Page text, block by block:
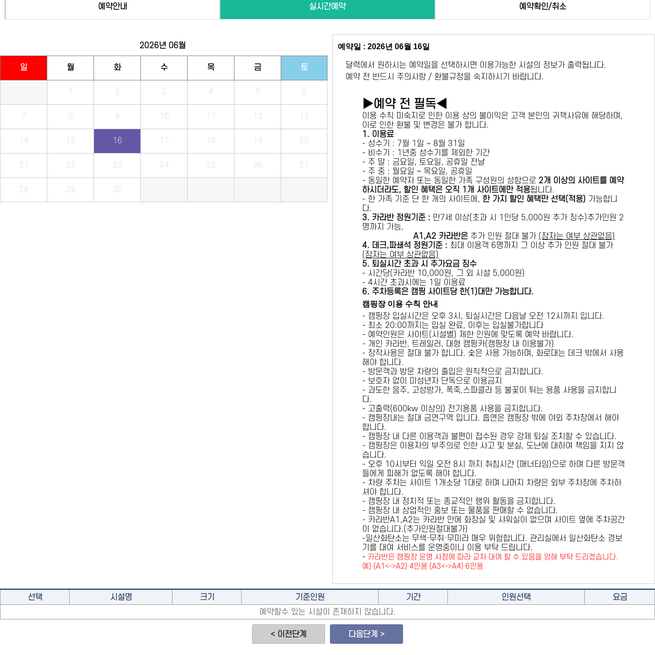
예약안내 실시간예약 예약확인/취소
2026년 06월
일 월 화 수 목 금 토
1 2 3 4 5 6
7 8 9 10 11 12 13
14 15 16 17 18 19 20
21 22 23 24 25 26 27
28 29 30
예약일 : 2026년 06월 16일
달력에서 원하시는 예약일을 선택하시면 이용가능한 시설의 정보가 출력됩니다.
예약 전 반드시 주의사항 / 환불규정을 숙지하시기 바랍니다.
▶예약 전 필독◀
이용 수칙 미숙지로 인한 이용 상의 불이익은 고객 본인의 귀책사유에 해당하며,
이로 인한 환불 및 변경은 불가 합니다.
1. 이용료
- 성수기 : 7월 1일 ~ 8월 31일
- 비수기 : 1년중 성수기를 제외한 기간
- 주 말 : 금요일, 토요일, 공휴일 전날
- 주 중 : 월요일 ~ 목요일, 공휴일
- 동일한 예약자 또는 동일한 가족 구성원의 성함으로 2개 이상의 사이트를 예약
하시더라도, 할인 혜택은 오직 1개 사이트에만 적용됩니다.
- 한 가족 기준 단 한 개의 사이트에, 한 가지 할인 혜택만 선택(적용) 가능합니
다.
3. 카라반 정원기준 : 만7세 이상(초과 시 1인당 5,000원 추가 징수)추가인원 2
명까지 가능,
A1,A2 카라반은 추가 인원 절대 불가 (잠자는 여부 상관없음)
4. 데크,파쇄석 정원기준 : ​최대 이용객 6명까지 그 이상 추가 인원 절대 불가
(잠자는 여부 상관없음)
5. 퇴실시간 초과 시 추가요금 징수
- 시간당(카라반 10,000원, 그 외 시설 5,000원)
- 4시간 초과시에는 1일 이용료
6. 주차등록은 캠핑 사이트당 한(1)대만 가능합니다.
캠핑장 이용 수칙 안내
- 캠핑장 입실시간은 오후 3시, 퇴실시간은 다음날 오전 12시까지 입니다.
- 최소 20:00까지는 입실 완료, 이후는 입실불가합니다
- 예약인원은 사이트(시설별) 제한 인원에 맞도록 예약 바랍니다.
- 개인 카라반, 트레일러, 대형 캠핑카(캠핑장 내 이용불가)
- 장작사용은 절대 불가 합니다. 숯은 사용 가능하며, 화로대는 데크 밖에서 사용
해야 합니다.
- 방문객과 방문 차량의 출입은 원칙적으로 금지합니다.
- 보호자 없이 미성년자 단독으로 이용금지
- 과도한 음주, 고성방가, 폭죽,스파클라 등 불꽃이 튀는 용품 사용을 금지합니
다.
- 고출력(600kw 이상의) 전기용품 사용을 금지합니다.
- 캠핑장내는 절대 금연구역 입니다. 흡연은 캠핑장 밖에 야외 주차장에서 해야
합니다.
- 캠핑장 내 다른 이용객과 불편이 접수된 경우 강제 퇴실 조치할 수 있습니다.
- 캠핑장은 이용자의 부주의로 인한 사고 및 분실, 도난에 대하여 책임을 지지 않
습니다.
- 오후 10시부터 익일 오전 8시 까지 취침시간 (매너타임)으로 하며 다른 방문객
들에게 피해가 없도록 해야 합니다.
- 차량 주차는 사이트 1개소당 1대로 하며 나머지 차량은 외부 주차장에 주차하
셔야 합니다.
- 캠핑장 내 정치적 또는 종교적인 행위 활동을 금지합니다.
- 캠핑장 내 상업적인 홍보 또는 물품을 판매할 수 없습니다.
- 카라반A1,A2는 카라반 안에 화장실 및 샤워실이 없으며 사이트 옆에 주차공간
이 없습니다.(추가인원절대불가)
-일산화탄소는 무색·무취·무미라 매우 위험합니다. 관리실에서 일산화탄소 경보
기를 대여 서비스를 운영중이니 이용 부탁 드립니다.
- 카라반은 캠핑장 운영 사정에 따라 교차 대여 할 수 있음을 양해 부탁 드리겠습니다.
예) (A1<->A2) 4인용 (A3<->A4) 6인용
선택 시설명 크기 기준인원 기간 인원선택
요금
예약할수 있는 시설이 존재하지 않습니다.
< 이전단계 다음단계 >